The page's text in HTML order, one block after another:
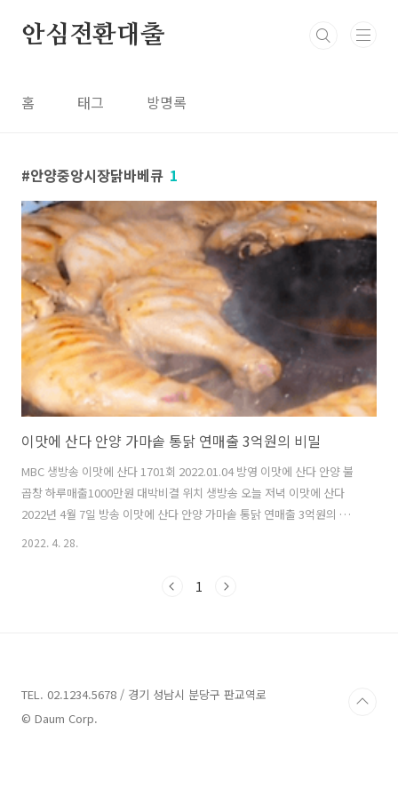
안심전환대출
홈 태그 방명록
안양중앙시장닭바베큐 1
이맛에 산다 안양 가마솥 통닭 연매출 3억원의 비밀
MBC 생방송 이맛에 산다 1701회 2022.01.04 방영 이맛에 산다 안양 불
곱창 하루매출1000만원 대박비결 위치 생방송 오늘 저녁 이맛에 산다
2022년 4월 7일 방송 이맛에 산다 안양 가마솥 통닭 연매출 3억원의 비
밀 MBC 생방송 이맛에 산다 1701회 2022.01.04 방영 소상공인 방역지
맛에 산다 대박의 비밀 가마솥 닭바베큐 맛집 촬영 장소 정보에 대해서
2022. 4. 28.
1
TEL. 02.1234.5678 / 경기 성남시 분당구 판교역로
© Daum Corp.